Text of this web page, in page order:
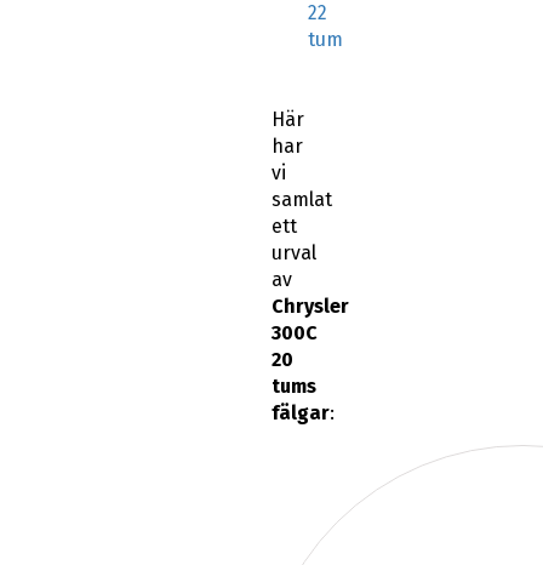
22
tum
Här
har
vi
samlat
ett
urval
av
Chrysler
300C
20
tums
fälgar: